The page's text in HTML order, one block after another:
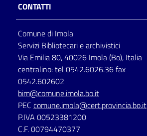
Seguici
su
CONTATTI
Comune di Imola
Servizi Bibliotecari e archivistici
Via Emilia 80, 40026 Imola (Bo), Italia
centralino: tel 0542.6026.36 fax
0542.602602
bim@comune.imola.bo.it
PEC comune.imola@cert.provincia.bo.it
P.IVA 00523381200
C.F. 00794470377